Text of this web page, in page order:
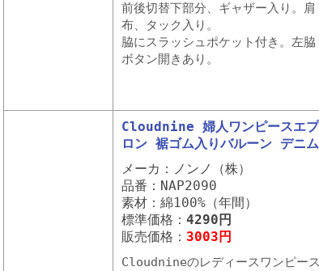
前後切替下部分、ギャザー入り。肩
布、タック入り。
脇にスラッシュポケット付き。左脇
ボタン開きあり。
Cloudnine 婦人ワンピースエプ
ロン 裾ゴム入りバルーン デニム
メーカ：ノンノ（株）
品番：NAP2090
素材：綿100%（年間）
標準価格： 4290円
販売価格： 3003円
Cloudnineのレディースワンピース